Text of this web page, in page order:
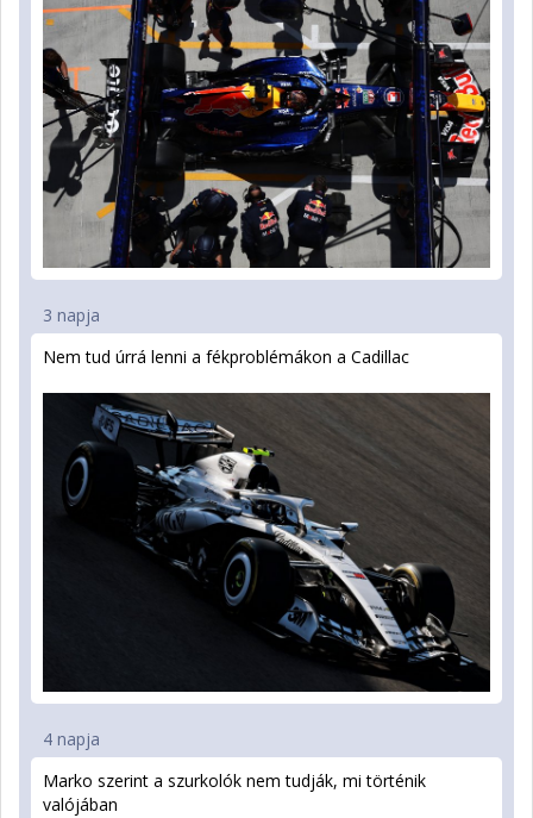
3 napja
Nem tud úrrá lenni a fékproblémákon a Cadillac
4 napja
Marko szerint a szurkolók nem tudják, mi történik
valójában